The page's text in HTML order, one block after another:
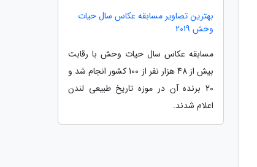
بهترین تصاویر مسابقه عکاس سال حیات
وحش 2019
مسابقه عکاس سال حیات وحش با رقابت
بیش از 48 هزار نفر از 100 کشور انجام شد و
20 برنده آن در موزه تاریخ طبیعی لندن
اعلام شدند.